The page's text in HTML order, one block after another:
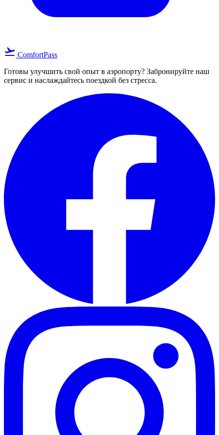
flight_takeoff ComfortPass
Готовы улучшить свой опыт в аэропорту? Забронируйте наш
сервис и наслаждайтесь поездкой без стресса.